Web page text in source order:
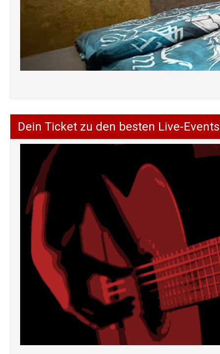
Dein Ticket zu den besten Live-Events